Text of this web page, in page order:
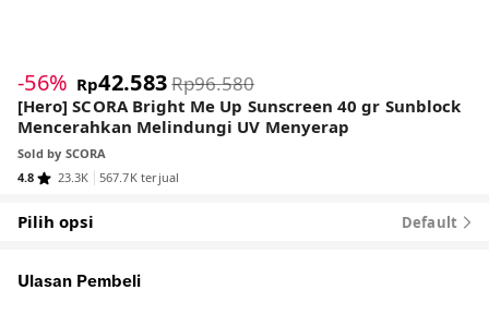
-56% Rp42.583Rp96.580
[Hero] SCORA Bright Me Up Sunscreen 40 gr Sunblock
Mencerahkan Melindungi UV Menyerap
Sold bySCORA
4.8
23.3K 567.7K terjual
Pilih opsi Default
Ulasan Pembeli